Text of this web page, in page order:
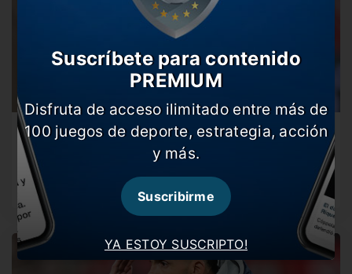
Tevez se queda
El Apache seguirá siendo el entrenador del Rojo en el
próximo torneo…
YA ESTOY SUSCRIPTO!
Suscríbete para contenido
PREMIUM
Disfruta de acceso ilimitado entre más de
100 juegos de deporte, estrategia, acción
y más.
Suscribirme